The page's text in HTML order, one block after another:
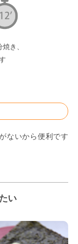
き、
ないから便利です
い